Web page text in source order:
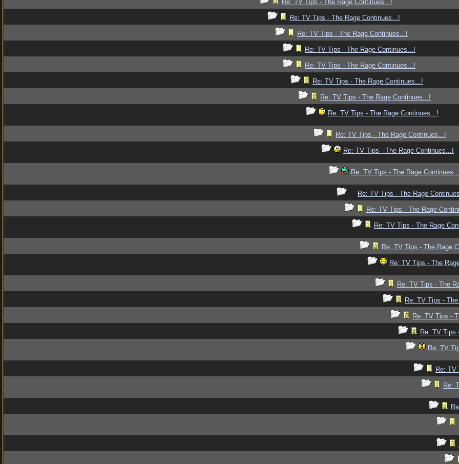
Re: TV Tips - The Rage Continues...!
Re: TV Tips - The Rage Continues...!
Re: TV Tips - The Rage Continues...!
Re: TV Tips - The Rage Continues...!
Re: TV Tips - The Rage Continues...!
Re: TV Tips - The Rage Continues...!
Re: TV Tips - The Rage Continues...!
Re: TV Tips - The Rage Continues...!
Re: TV Tips - The Rage Continues...!
Re: TV Tips - The Rage Continues...!
Re: TV Tips - The Rage
Re: TV Tips - The Rage
Re: TV Tips - The Rage
Re: TV Tips - The Rage
Re: TV Tips - The Rage
Re: TV Tips - The
Re: TV Tips - The
Re: TV Tips -
Re: TV Tips -
Re: TV Tips
Re: TV
Re: TV
Re: